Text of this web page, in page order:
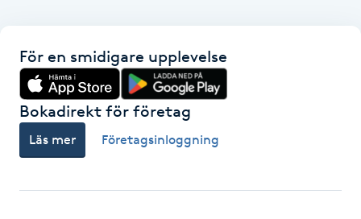
Gravidmassage
Gravidyoga
Gruppträning
För en smidigare upplevelse
Bokadirekt för företag
Läs mer Företagsinloggning